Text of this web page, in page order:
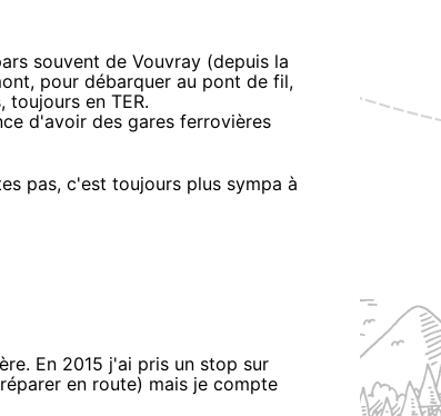
souvent de Vouvray (depuis la
pour débarquer au pont de fil,
toujours en TER.
d'avoir des gares ferrovières
pas, c'est toujours plus sympa à
En 2015 j'ai pris un stop sur
en route) mais je compte